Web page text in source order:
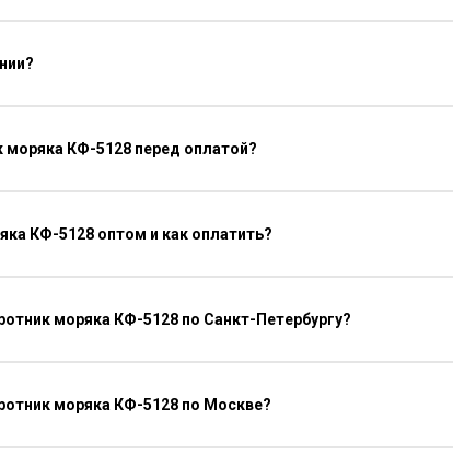
моряка КФ-5128 перед оплатой?
КФ-5128 оптом и как оплатить?
моряка КФ-5128 по Санкт-Петербургу?
моряка КФ-5128 по Москве?